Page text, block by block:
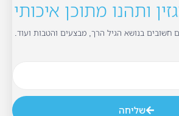
ותהנו מתוכן איכותי
חשובים בנושא הגיל הרך, מבצעים והטבות ועוד.
שליחה